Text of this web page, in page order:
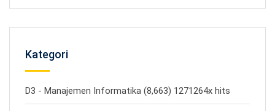
Kategori
D3 - Manajemen Informatika (8,663) 1271264x hits